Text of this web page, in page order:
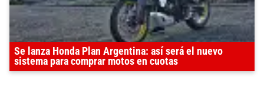
Se lanza Honda Plan Argentina: así será el nuevo
sistema para comprar motos en cuotas